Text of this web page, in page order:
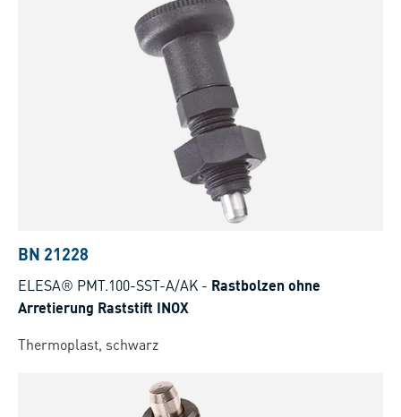
BN 21228
ELESA® PMT.100-SST-A/AK - Rastbolzen ohne
Arretierung Raststift INOX
Thermoplast, schwarz